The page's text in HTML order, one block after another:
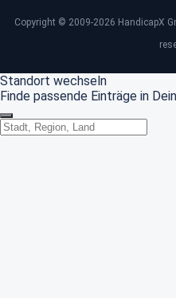
Copyright © 2009-2026 HandicapX
Standort wechseln
Finde passende Einträge in
Standort wechseln